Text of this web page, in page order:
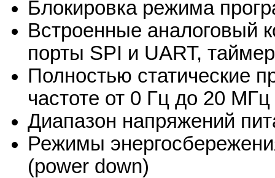
Блокировка режима
Встроенные аналоговый
порты SPI и UART,
Полностью статические
частоте от 0 Гц до 20 МГц
Диапазон напряжений
Режимы
(power down)